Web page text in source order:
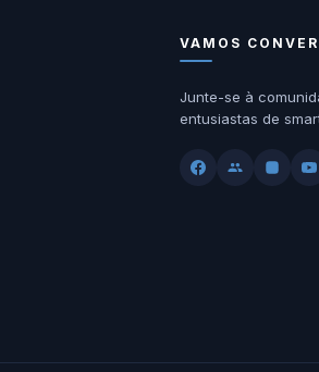
VAMOS
Junte-se à
entusiastas de